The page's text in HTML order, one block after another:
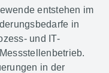
entstehen im
in
und IT-
in der